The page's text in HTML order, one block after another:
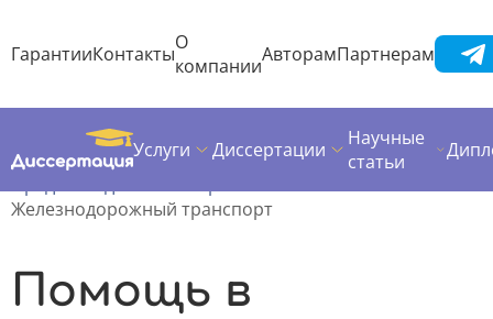
ГарантииКонтактыО
компанииАвторамПартнерам
Услуги Диссертации
Научные
статьи
ДиссертацияДипломная работа
Железнодорожный транспорт
Помощь в